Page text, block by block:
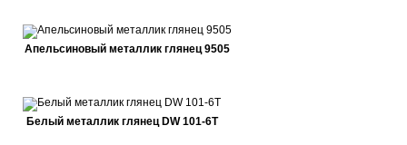
Апельсиновый металлик глянец 9505
Белый металлик глянец DW 101-6T